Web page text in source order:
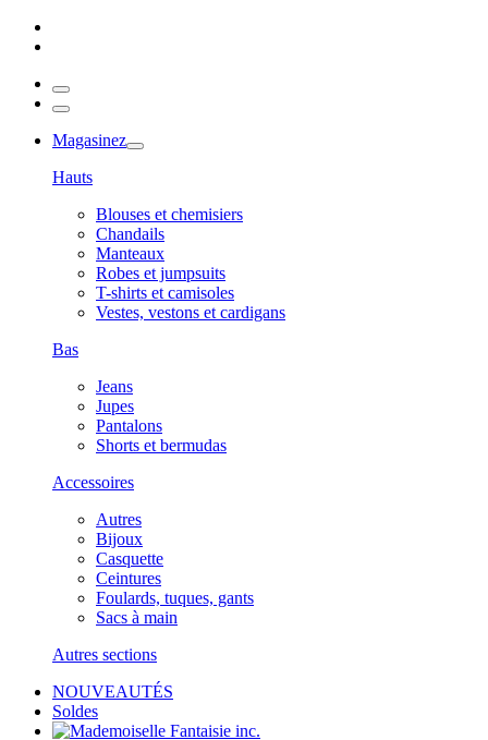
Magasinez
Hauts
Blouses et chemisiers
Chandails
Manteaux
Robes et jumpsuits
T-shirts et camisoles
Vestes, vestons et cardigans
Bas
Jeans
Jupes
Pantalons
Shorts et bermudas
Accessoires
Autres
Bijoux
Casquette
Ceintures
Foulards, tuques, gants
Sacs à main
Autres sections
NOUVEAUTÉS
Soldes